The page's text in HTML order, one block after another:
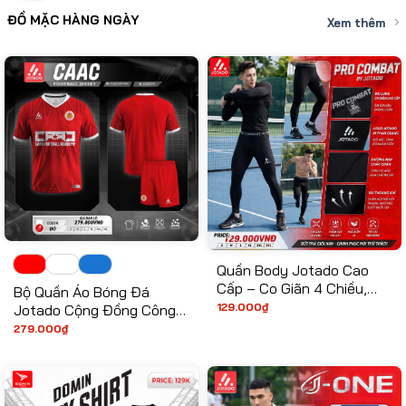
ĐỒ MẶC HÀNG NGÀY Xem thêm
Bộ Quần Áo Bóng Đá
Jotado Cộng Đồng Công
An Hà Nội – Thiết Kế Độc
279.000₫
Quần Body Jotado Cao
Cấp – Co Giãn 4 Chiều,
Thấm Hút Mồ Hôi, Hỗ Trợ
129.000₫